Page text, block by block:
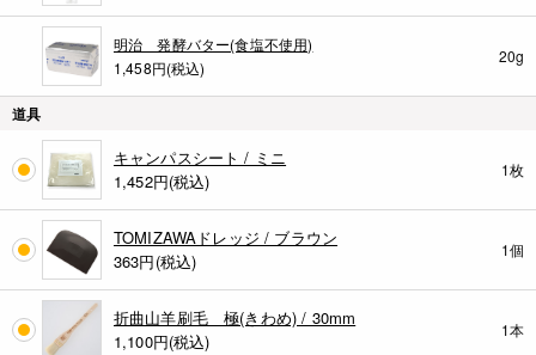
明治 発酵バター(食塩不使用)
1,458円(税込)
20g
道具
キャンパスシート / ミニ
1,452円(税込)
1枚
TOMIZAWAドレッジ / ブラウン
363円(税込)
1個
折曲山羊刷毛 極(きわめ) / 30mm
1,100円(税込)
1本